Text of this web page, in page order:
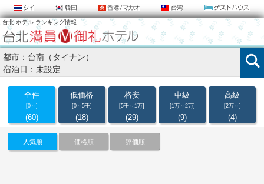
台北 ホテル ランキング情報
都市：台南（タイナン）
宿泊日：未設定
全件
[0～]
(60)
低価格
[0～5千]
(18)
格安
[5千～1万]
(29)
中級
[1万～2万]
(9)
高級
[2万～]
(4)
人気順 価格順 評価順